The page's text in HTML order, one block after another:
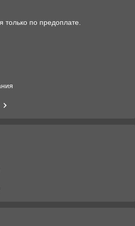
только по предоплате.